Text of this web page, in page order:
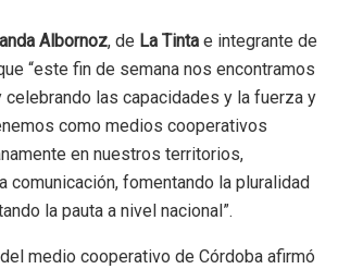
Albornoz, de La Tinta e integrante de
“este fin de semana nos encontramos
celebrando las capacidades y la fuerza y
como medios cooperativos
en nuestros territorios,
comunicación, fomentando la pluralidad
la pauta a nivel nacional”.
medio cooperativo de Córdoba afirmó